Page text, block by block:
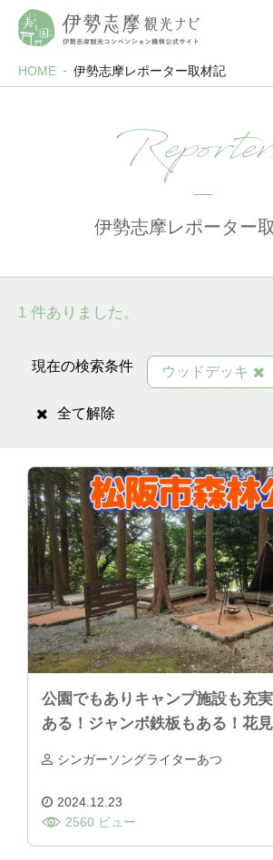
HOME 伊勢志摩レポーター取材記
伊勢志摩レポーター
1 件ありました。
現在の検索条件 ウッドデッキ
全て解除
公園でもありキャンプ施設も充
ある！ジャンボ鉄板もある！花
シンガーソングライターあつ
2024.12.23
2560 ビュー